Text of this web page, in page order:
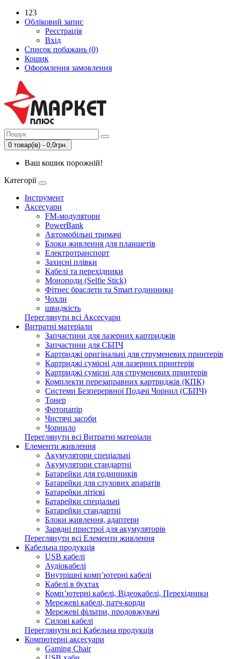
123
Обліковий запис
Реєстрація
Вхід
Список побажань (0)
Кошик
Оформлення замовлення
0 товар(ів) - 0,0грн.
Ваш кошик порожній!
Категорії
Інструмент
Аксесуари
FM-модулятори
PowerBank
Автомобільні тримачі
Блоки живлення для планшетів
Електротранспорт
Захисні плівки
Кабелі та перехідники
Моноподи (Selfie Stick)
Фітнес браслети та Smart годинники
Чохли
швидкість
Переглянути всі Аксесуари
Витратні матеріали
Запчастини для лазерних картриджів
Запчастини для СБПЧ
Картриджі оригінальні для струменевих принтерів
Картриджі сумісні для лазерних принтерів
Картриджі сумісні для струменевих принтерів
Комплекти перезаправних картриджів (КПК)
Системи Безперервної Подачі Чорнил (СБПЧ)
Тонер
Фотопапір
Чистячі засоби
Чорнило
Переглянути всі Витратні матеріали
Елементи живлення
Акумулятори спеціальні
Акумулятори стандартні
Батарейки для годинників
Батарейки для слухових апаратів
Батарейки літієві
Батарейки спеціальні
Батарейки стандартні
Блоки живлення, адаптери
Зарядні пристрої для акумуляторів
Переглянути всі Елементи живлення
Кабельна продукція
USB кабелі
Аудіокабелі
Внутрішні комп’ютерні кабелі
Кабелі в бухтах
Комп’ютерні кабелі, Відеокабелі, Перехідники
Мережеві кабелі, патч-корди
Мережеві фільтри, продовжувачі
Силові кабелі
Переглянути всі Кабельна продукція
Компютерні аксесуари
Gaming Chair